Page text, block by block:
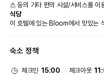
스 등의 기타 편의 시설/서비스를 이
식당
이 호텔에 있는 Bloom에서 맛있는
06:30 ~ 10:30 및 주말 07:00 ~
대표적인 편의 시설과 서비스로는
숙소 정책
체크인 15:00 체크아웃